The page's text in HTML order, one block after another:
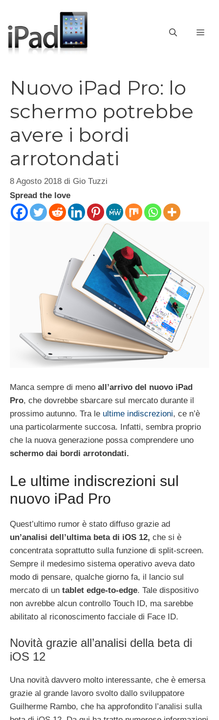
contenuto
Nuovo iPad Pro: lo
schermo potrebbe
avere i bordi
arrotondati
8 Agosto 2018 di Gio Tuzzi
Spread the love
Manca sempre di meno all’arrivo del nuovo iPad
Pro, che dovrebbe sbarcare sul mercato durante il
prossimo autunno. Tra le ultime indiscrezioni, ce n’è
una particolarmente succosa. Infatti, sembra proprio
che la nuova generazione possa comprendere uno
schermo dai bordi arrotondati.
Le ultime indiscrezioni sul
nuovo iPad Pro
Quest’ultimo rumor è stato diffuso grazie ad
un’analisi dell’ultima beta di iOS 12, che si è
concentrata soprattutto sulla funzione di split-screen.
Sempre il medesimo sistema operativo aveva dato
modo di pensare, qualche giorno fa, il lancio sul
mercato di un tablet edge-to-edge. Tale dispositivo
non avrebbe alcun controllo Touch ID, ma sarebbe
abilitato al riconoscimento facciale di Face ID.
Novità grazie all’analisi della beta di
iOS 12
Una novità davvero molto interessante, che è emersa
grazie al grande lavoro svolto dallo sviluppatore
Guilherme Rambo, che ha approfondito l’analisi sulla